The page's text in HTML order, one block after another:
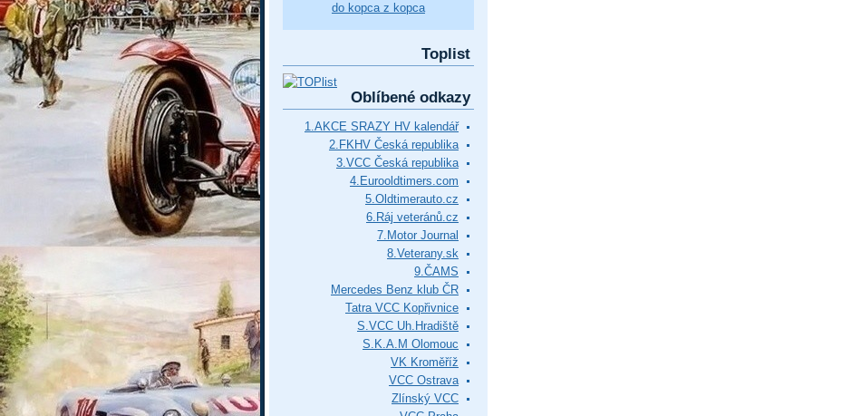
do kopca z kopca
Toplist
Oblíbené odkazy
1.AKCE SRAZY HV kalendář
2.FKHV Česká republika
3.VCC Česká republika
4.Eurooldtimers.com
5.Oldtimerauto.cz
6.Ráj veteránů.cz
7.Motor Journal
8.Veterany.sk
9.ČAMS
Mercedes Benz klub ČR
Tatra VCC Kopřivnice
S.VCC Uh.Hradiště
S.K.A.M Olomouc
VK Kroměříž
VCC Ostrava
Zlínský VCC